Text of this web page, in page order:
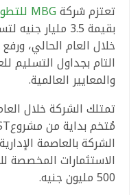
تعتزم شركةMBG للتطوير العقاري
بقيمة 3.5 مليار
خلال العام الحالي،
التام بجداول التسليم
والمعايير العالمية.
تمتلك الشركة خلال
الشركة بالعاصمة
الاستثمارات المخصصة
500 مليون جنيه.